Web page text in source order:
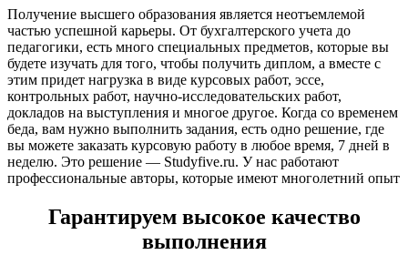
Получение высшего образования является неотъемлемой
частью успешной карьеры. От бухгалтерского учета до
педагогики, есть много специальных предметов, которые вы
будете изучать для того, чтобы получить диплом, а вместе с
этим придет нагрузка в виде курсовых работ, эссе,
контрольных работ, научно-исследовательских работ,
докладов на выступления и многое другое. Когда со временем
беда, вам нужно выполнить задания, есть одно решение, где
вы можете заказать курсовую работу в любое время, 7 дней в
неделю. Это решение — Studyfive.ru. У нас работают
профессиональные авторы, которые имеют многолетний опыт
Гарантируем высокое качество
выполнения